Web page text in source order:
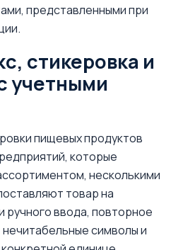
представленными при
стикеровка и
учетными
пищевых продуктов
которые
несколькими
товар на
ввода, повторное
символы и